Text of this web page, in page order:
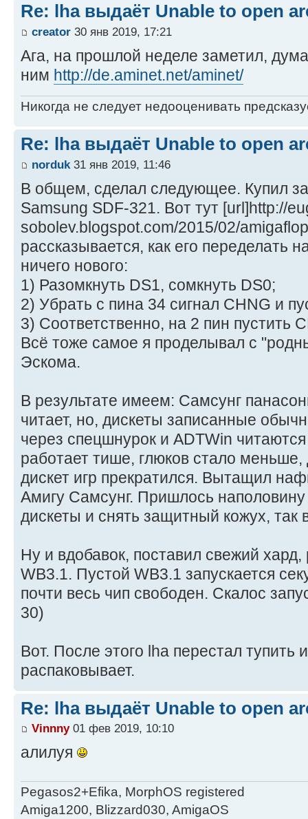
Re: lha выдаёт Unable to open
creator 30 янв 2019, 17:21
Ага, на прошлой неделе заметил,
ним http://de.aminet.net/aminet/
Никогда не следует недооценивать
Re: lha выдаёт Unable to open
norduk 31 янв 2019, 11:46
В общем, сделал следующее. Купил
Samsung SDF-321. Вот тут [url]http://
sobolev.blogspot.com/2015/02/
рассказывается, как его
ничего нового:
1) Разомкнуть DS1, сомкнуть DS0;
2) Убрать с пина 34 сигнал CHNG и
3) Соответственно, на 2 пин пустить
Всё тоже самое я проделывал с
Эскома.
В результате имеем: Самсунг
читает, но, дискеты записанные
через спецшнурок и ADTWin
работает тише, глюков стало
дискет игр прекратился. Вытащил
Амигу Самсунг. Пришлось наполовину
дискеты и снять защитный кожух, так
Ну и вдобавок, поставил свежий
WB3.1. Пустой WB3.1 запускается
почти весь чип свободен. Скалос
30)
Вот. После этого lha перестал тупить
распаковывает.
Re: lha выдаёт Unable to open
Vinnny01 фев 2019, 10:10
алилуя
Pegasos2+Efika, MorphOS registered
Amiga1200, Blizzard030, AmigaOS